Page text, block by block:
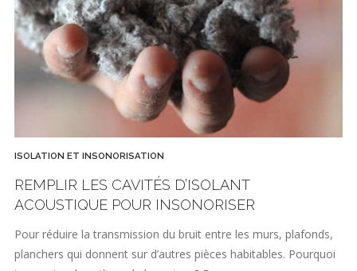
ISOLATION ET INSONORISATION
REMPLIR LES CAVITÉS D’ISOLANT
ACOUSTIQUE POUR INSONORISER
Pour réduire la transmission du bruit entre les murs, plafonds,
planchers qui donnent sur d’autres pièces habitables. Pourquoi